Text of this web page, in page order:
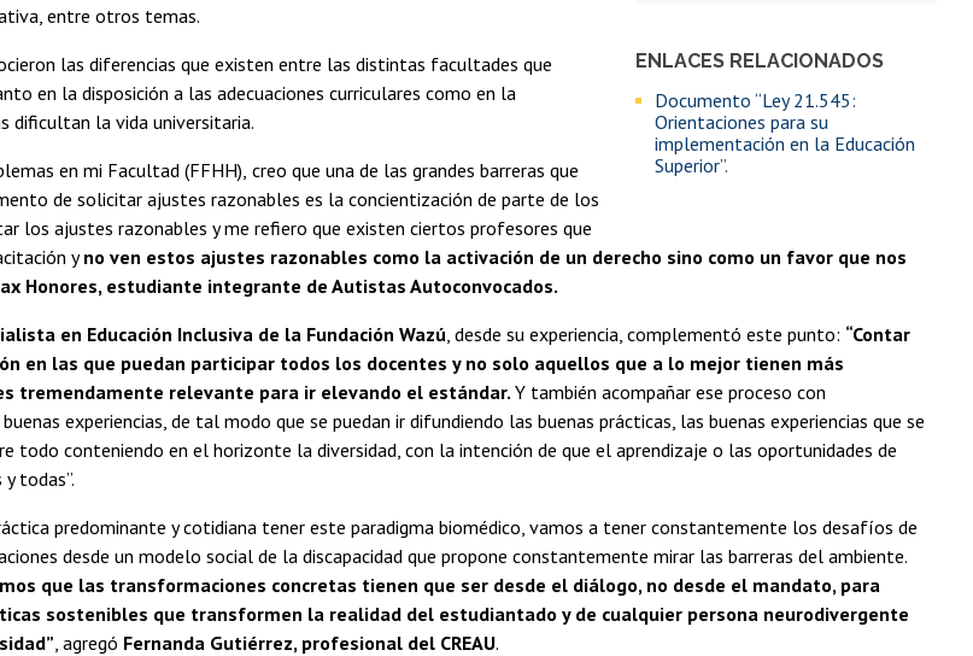
ENLACES RELACIONADOS
Documento “Ley 21.545:
Orientaciones para su
implementación en la Educación
Superior”.
entre otros temas.
las diferencias que existen entre las distintas facultades que
en la disposición a las adecuaciones curriculares como en la
dificultan la vida universitaria.
en mi Facultad (FFHH), creo que una de las grandes barreras que
de solicitar ajustes razonables es la concientización de parte de los
los ajustes razonables y me refiero que existen ciertos profesores que
yno ven estos ajustes razonables como la activación de un derecho sino como un favor que nos
Honores, estudiante integrante de Autistas Autoconvocados.
en Educación Inclusiva de la Fundación Wazú , desde su experiencia, complementó este punto: “Contar
en las que puedan participar todos los docentes y no solo aquellos que a lo mejor tienen más
tremendamente relevante para ir elevando el estándar. Y también acompañar ese proceso con
experiencias, de tal modo que se puedan ir difundiendo las buenas prácticas, las buenas experiencias que se
todo conteniendo en el horizonte la diversidad, con la intención de que el aprendizaje o las oportunidades de
todas”.
predominante y cotidiana tener este paradigma biomédico, vamos a tener constantemente los desafíos de
desde un modelo social de la discapacidad que propone constantemente mirar las barreras del ambiente.
que las transformaciones concretas tienen que ser desde el diálogo, no desde el mandato, para
sostenibles que transformen la realidad del estudiantado y de cualquier persona neurodivergente
, agregó Fernanda Gutiérrez, profesional del CREAU.